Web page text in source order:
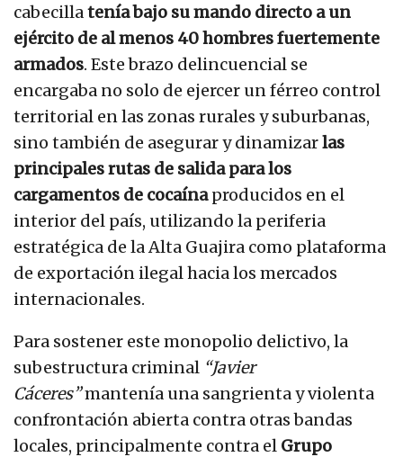
cabecillatenía bajo su mando directo a un
ejército de al menos 40 hombres fuertemente
armados. Este brazo delincuencial se
encargaba no solo de ejercer un férreo control
territorial en las zonas rurales y suburbanas,
sino también de asegurar y dinamizarlas
principales rutas de salida para los
cargamentos de cocaínaproducidos en el
interior del país, utilizando la periferia
estratégica de la Alta Guajira como plataforma
de exportación ilegal hacia los mercados
internacionales.
Para sostener este monopolio delictivo, la
subestructura criminal “Javier
Cáceres”mantenía una sangrienta y violenta
confrontación abierta contra otras bandas
locales, principalmente contra el Grupo